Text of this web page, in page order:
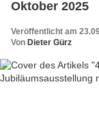
Oktober 2025
Veröffentlicht am
Von Dieter Gürz